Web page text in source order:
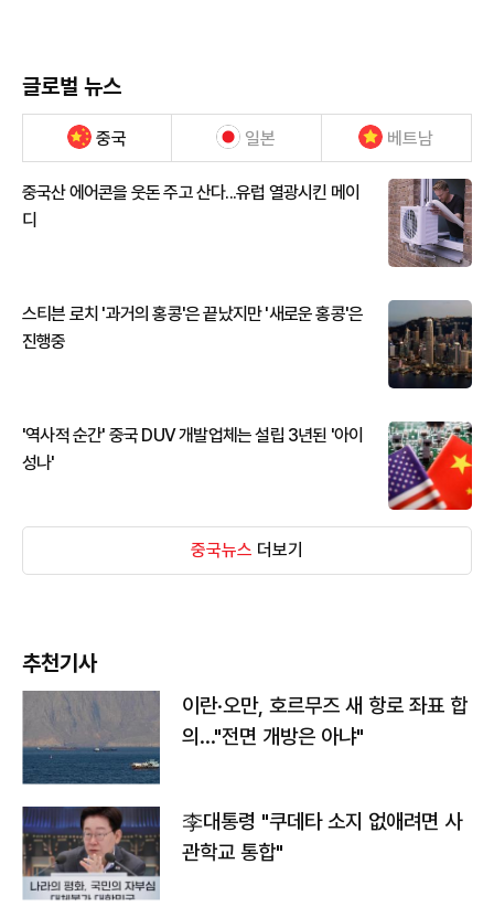
글로벌 뉴스
중국 일본 베트남
중국산 에어콘을 웃돈 주고 산다...유럽 열광시킨 메이
디
스티븐 로치 '과거의 홍콩'은 끝났지만 '새로운 홍콩'은
진행중
'역사적 순간' 중국 DUV 개발업체는 설립 3년된 '아이
성나'
중국뉴스 더보기
추천기사
이란·오만, 호르무즈 새 항로 좌표 합
의…"전면 개방은 아냐"
李대통령 "쿠데타 소지 없애려면 사
관학교 통합"